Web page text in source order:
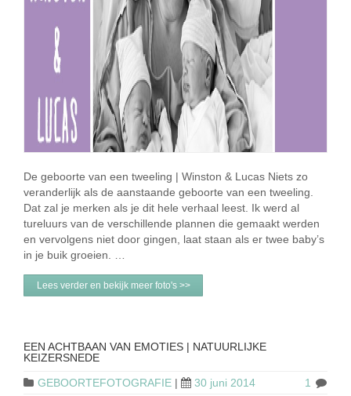
De geboorte van een tweeling | Winston & Lucas Niets zo
veranderlijk als de aanstaande geboorte van een tweeling.
Dat zal je merken als je dit hele verhaal leest. Ik werd al
tureluurs van de verschillende plannen die gemaakt werden
en vervolgens niet door gingen, laat staan als er twee baby’s
in je buik groeien. …
Lees verder en bekijk meer foto's >>
EEN ACHTBAAN VAN EMOTIES | NATUURLIJKE
KEIZERSNEDE
GEBOORTEFOTOGRAFIE | 30 juni 2014 1